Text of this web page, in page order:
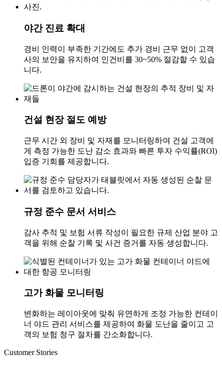
야간 진료 확대
경비 인력이 부족한 기간에도 추가 경비 근무 없이 고객
사의 보안을 유지하여 인건비를 30~50% 절감할 수 있습
니다.
건설 현장 절도 예방
근무 시간 외 장비 및 자재를 모니터링하여 건설 고객에
게 측정 가능한 도난 감소 효과와 빠른 투자 수익률(ROI)
입증 기회를 제공합니다.
규정 준수 문서 서비스
감사 추적 및 보험 서류 작성이 필요한 규제 산업 분야 고
객을 위해 순찰 기록 및 사건 증거를 자동 생성합니다.
고가 화물 모니터링
변화하는 레이아웃에 맞춰 유연하게 조정 가능한 컨테이
너 야드 관리 서비스를 제공하여 화물 도난을 줄이고 고
객의 보험 청구 절차를 간소화합니다.
Customer Stories